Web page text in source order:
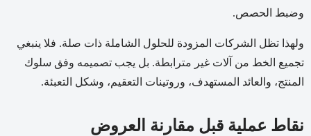
وضبط الحصص.
ولهذا تظل الشركات المزودة للحلول الشاملة ذات صلة. فلا ينبغي
تجميع الخط من آلات غير مترابطة. بل يجب تصميمه وفق سلوك
المنتج، والعائد المستهدف، وروتينات التعقيم، وشكل التعبئة.
نقاط عملية قبل مقارنة العروض